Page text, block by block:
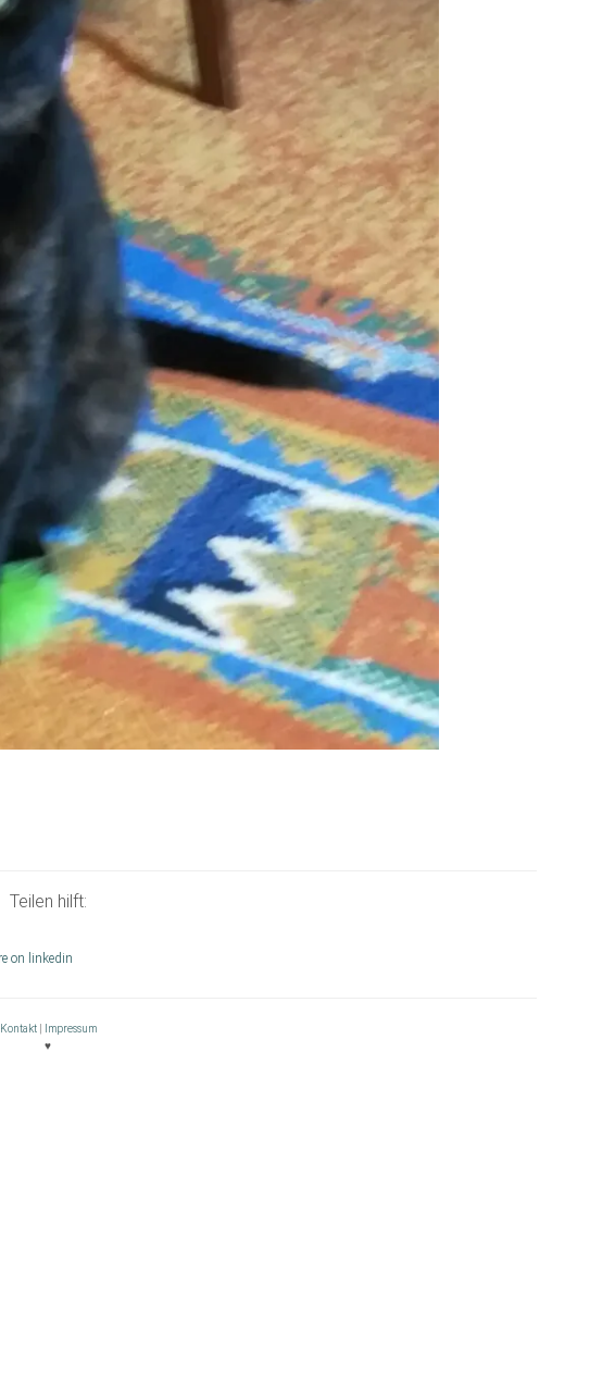
Teilen hilft:
Kontakt|
Impressum
♥